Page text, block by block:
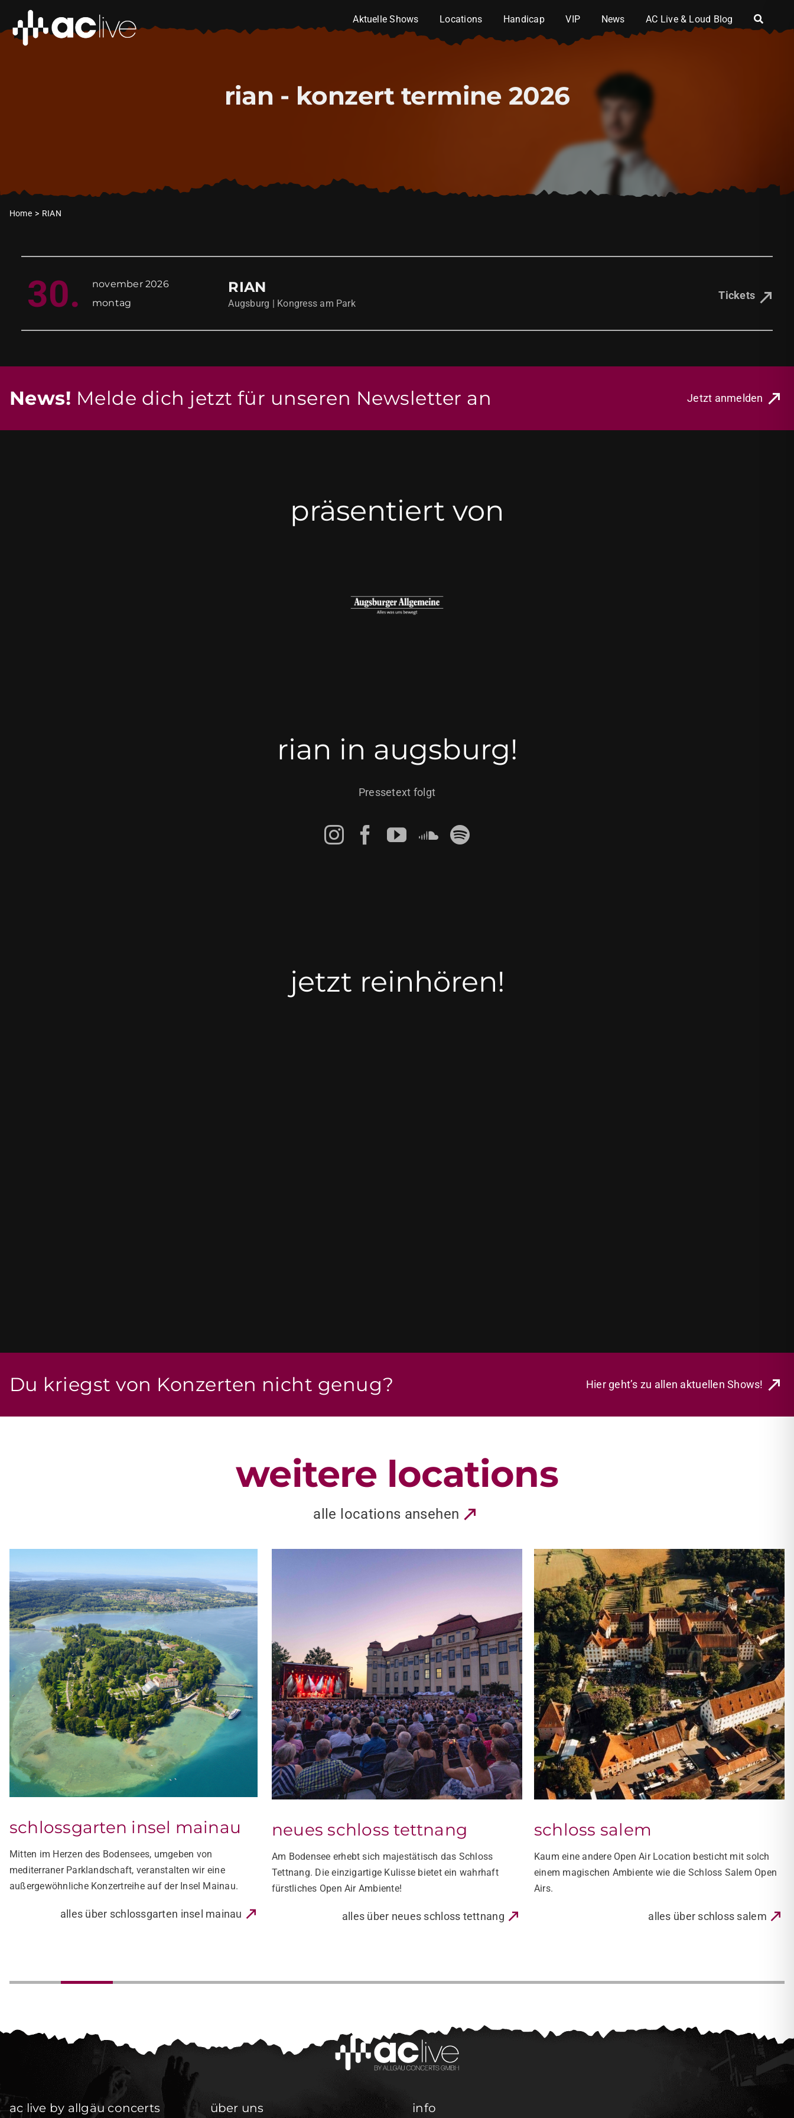
Inhalt
springen
Aktuelle Shows Locations Handicap VIP News AC Live & Loud Blog
rian - konzert termine 2026
Home RIAN
30. november 2026
montag
RIAN
Augsburg | Kongress am Park
Tickets
News! Melde dich jetzt für unseren Newsletter an Jetzt anmelden
präsentiert von
rian in augsburg!
Pressetext folgt
jetzt reinhören!
Du kriegst von Konzerten nicht genug? Hier geht’s zu allen aktuellen Shows!
weitere locations
alle locations ansehen
schlossgarten insel mainau
Mitten im Herzen des Bodensees, umgeben von
mediterraner Parklandschaft, veranstalten wir eine
außergewöhnliche Konzertreihe auf der Insel Mainau.
alles über schlossgarten insel mainau
neues schloss tettnang
Am Bodensee erhebt sich majestätisch das Schloss
Tettnang. Die einzigartige Kulisse bietet ein wahrhaft
fürstliches Open Air Ambiente!
alles über neues schloss tettnang
schloss salem
Kaum eine andere Open Air Location besticht mit solch
einem magischen Ambiente wie die Schloss Salem Open
Airs.
alles über schloss salem
ac live by allgäu concerts über uns info